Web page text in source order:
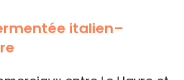
italien–